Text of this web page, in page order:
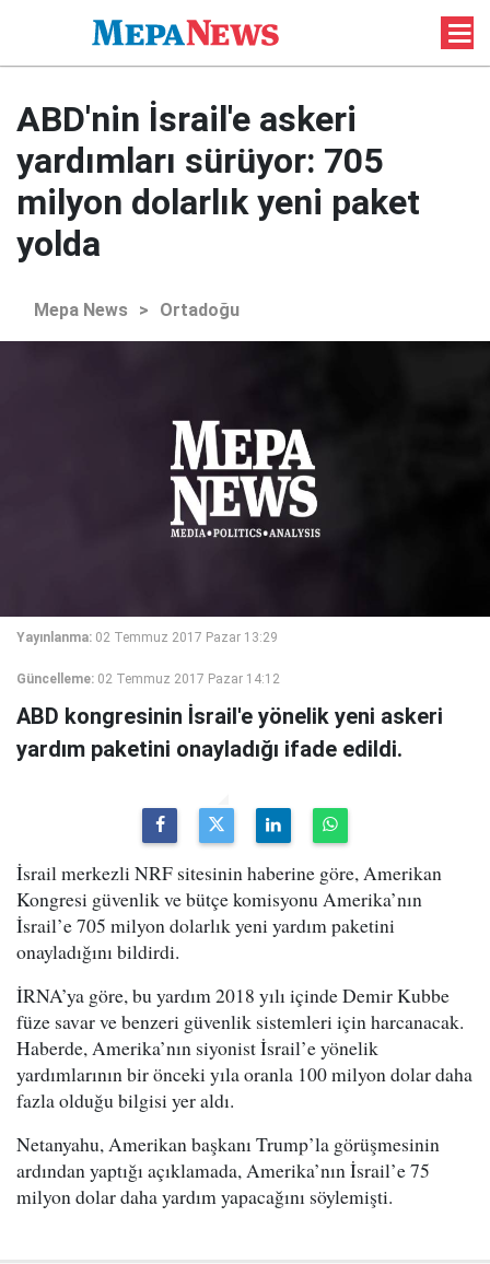
ABD'nin İsrail'e askeri
yardımları sürüyor: 705
milyon dolarlık yeni paket
yolda
Mepa News > Ortadoğu
Yayınlanma: 02 Temmuz 2017 Pazar 13:29
Güncelleme: 02 Temmuz 2017 Pazar 14:12
ABD kongresinin İsrail'e yönelik yeni askeri
yardım paketini onayladığı ifade edildi.
İsrail merkezli NRF sitesinin haberine göre, Amerikan
Kongresi güvenlik ve bütçe komisyonu Amerika’nın
İsrail’e 705 milyon dolarlık yeni yardım paketini
onayladığını bildirdi.
İRNA’ya göre, bu yardım 2018 yılı içinde Demir Kubbe
füze savar ve benzeri güvenlik sistemleri için harcanacak.
Haberde, Amerika’nın siyonist İsrail’e yönelik
yardımlarının bir önceki yıla oranla 100 milyon dolar daha
fazla olduğu bilgisi yer aldı.
Netanyahu, Amerikan başkanı Trump’la görüşmesinin
ardından yaptığı açıklamada, Amerika’nın İsrail’e 75
milyon dolar daha yardım yapacağını söylemişti.